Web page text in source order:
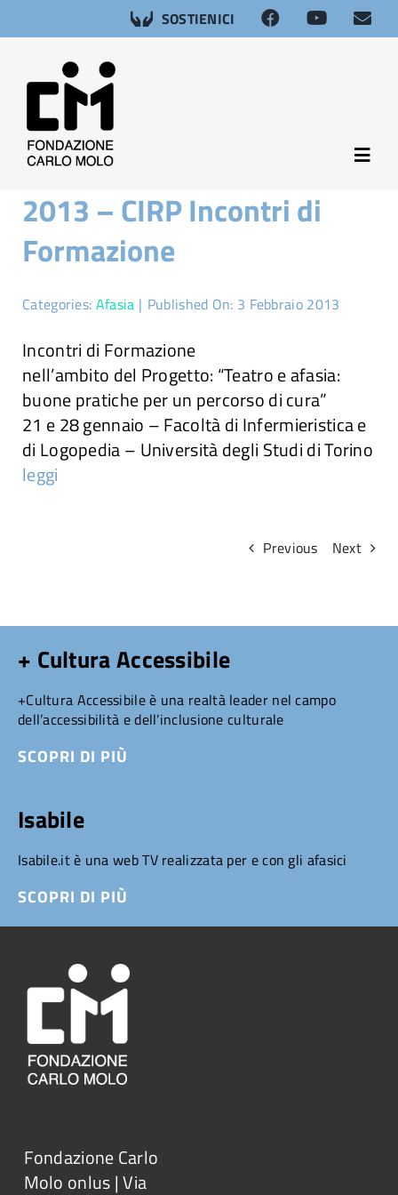
al
contenuto
SOSTIENICI
About
Salute sessuale
Attività
Ricerche
2013 – CIRP Incontri di
Formazione
Categories: Afasia | Published On: 3 Febbraio 2013
Incontri di Formazione
nell’ambito del Progetto: “Teatro e afasia:
buone pratiche per un percorso di cura”
21 e 28 gennaio – Facoltà di Infermieristica e
di Logopedia – Università degli Studi di Torino
leggi
Previous Next
+ Cultura Accessibile
+Cultura Accessibile è una realtà leader nel campo
dell’accessibilità e dell’inclusione culturale
SCOPRI DI PIÙ
Isabile
Isabile.it è una web TV realizzata per e con gli afasici
SCOPRI DI PIÙ
Fondazione Carlo
Molo onlus | Via